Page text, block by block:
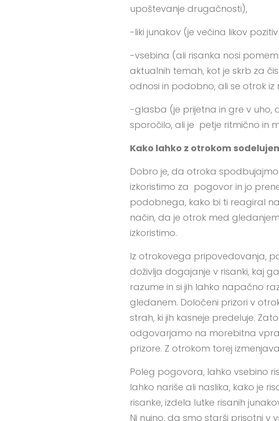
upoštevanje drugačnosti),
-liki junakov (je večina likov
-vsebina (ali risanka nosi
aktualnih temah, kot je skrb za
odnosi in podobno, ali se otrok iz
-glasba (je prijetna in gre v uho,
sporočilo, ali je petje ritmično in
Kako lahko z otrokom
Dobro je, da otroka
izkoristimo za pogovor in jo
podobnega, kako bi ti reagiral
način, da je otrok med
izkoristimo.
Iz otrokovega pripovedovanja,
doživlja dogajanje v risanki, kaj
razume in si jih lahko napačno
gledanem. Določeni prizori v
strah, ki jih kasneje predeluje.
odgovarjamo na morebitna
prizore. Z otrokom torej
Poleg pogovora, lahko vsebino
lahko nariše ali naslika, kako je
risanke, izdela lutke risanih
Ni nujno, da smo starši prisotni